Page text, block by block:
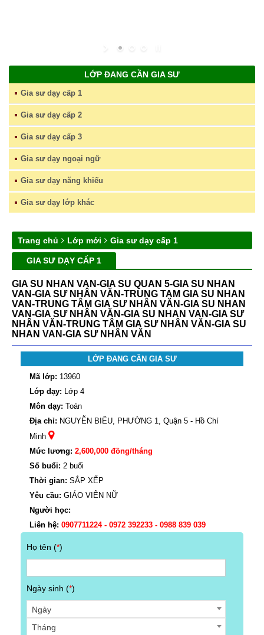
LỚP ĐANG CẦN GIA SƯ
Gia sư dạy cấp 1
Gia sư dạy cấp 2
Gia sư dạy cấp 3
Gia sư dạy ngoại ngữ
Gia sư dạy năng khiếu
Gia sư dạy lớp khác
Trang chủ Lớp mới Gia sư dạy cấp 1
GIA SƯ DẠY CẤP 1
GIA SU NHAN VAN-GIA SU QUAN 5-GIA SU NHAN
VAN-GIA SƯ NHÂN VĂN-TRUNG TAM GIA SU NHAN
VAN-TRUNG TÂM GIA SƯ NHÂN VĂN-GIA SU NHAN
VAN-GIA SƯ NHÂN VĂN-GIA SU NHAN VAN-GIA SƯ
NHÂN VĂN-TRUNG TÂM GIA SƯ NHÂN VĂN-GIA SU
NHAN VAN-GIA SƯ NHÂN VĂN
LỚP ĐANG CẦN GIA SƯ
Mã lớp: 13960
Lớp dạy: Lớp 4
Môn dạy: Toán
Địa chỉ: NGUYỄN BIỂU, PHƯỜNG 1, Quận 5 - Hồ Chí
Minh
Mức lương: 2,600,000 đồng/tháng
Số buổi: 2 buổi
Thời gian: SẮP XẾP
Yêu cầu: GIÁO VIÊN NỮ
Người học:
Liên hệ: 0907711224 - 0972 392233 - 0988 839 039
Họ tên (*)
Ngày sinh (*)
Ngày
Tháng